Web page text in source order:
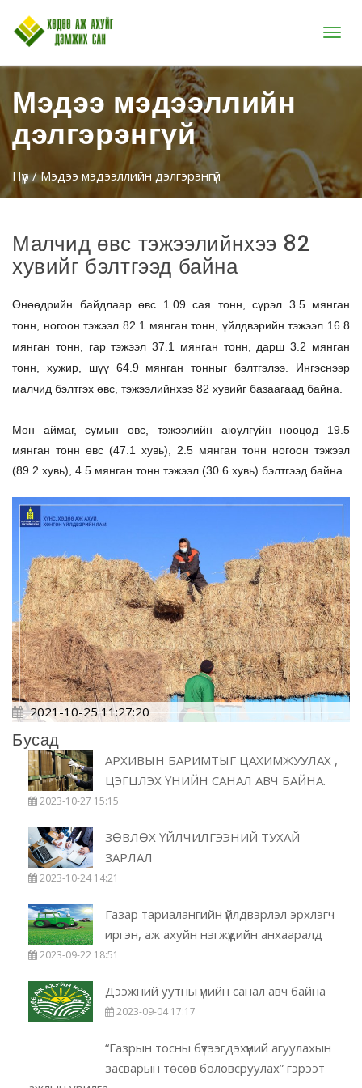
Цэс
Мэдээ мэдээллийн
дэлгэрэнгүй
Нүүр/ Мэдээ мэдээллийн дэлгэрэнгүй
Малчид өвс тэжээлийнхээ 82
хувийг бэлтгээд байна
Өнөөдрийн байдлаар өвс 1.09 сая тонн, сүрэл 3.5 мянган
тонн, ногоон тэжээл 82.1 мянган тонн, үйлдвэрийн тэжээл 16.8
мянган тонн, гар тэжээл 37.1 мянган тонн, дарш 3.2 мянган
тонн, хужир, шүү 64.9 мянган тонныг бэлтгэлээ. Ингэснээр
малчид бэлтгэх өвс, тэжээлийнхээ 82 хувийг базаагаад байна.
Мөн аймаг, сумын өвс, тэжээлийн аюулгүйн нөөцөд 19.5
мянган тонн өвс (47.1 хувь), 2.5 мянган тонн ногоон тэжээл
(89.2 хувь), 4.5 мянган тонн тэжээл (30.6 хувь) бэлтгээд байна.
2021-10-25 11:27:20
Бусад
АРХИВЫН БАРИМТЫГ ЦАХИМЖУУЛАХ ,
ЦЭГЦЛЭХ ҮНИЙН САНАЛ АВЧ БАЙНА.
2023-10-27 15:15
ЗӨВЛӨХ ҮЙЛЧИЛГЭЭНИЙ ТУХАЙ
ЗАРЛАЛ
2023-10-24 14:21
Газар тариалангийн үйлдвэрлэл эрхлэгч
иргэн, аж ахуйн нэгжүүдийн анхааралд
2023-09-22 18:51
Дээжний уутны үнийн санал авч байна
2023-09-04 17:17
“Газрын тосны бүтээгдэхүүний агуулахын
засварын төсөв боловсруулах” гэрээт